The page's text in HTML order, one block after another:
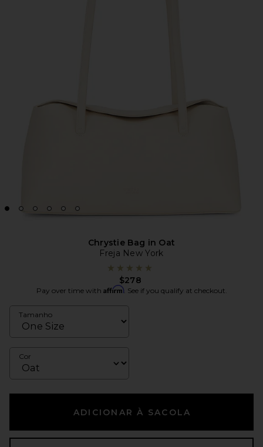
Chrystie Bag in Oat
Freja New York
$278
Pay over time with Affirm. See if you qualify at checkout.
Tamanho
Cor
ADICIONAR À SACOLA